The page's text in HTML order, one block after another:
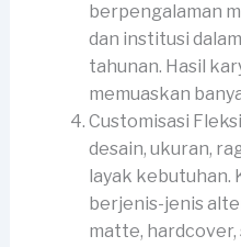
berpengalaman
dan institusi
tahunan. Hasil
memuaskan
Customisasi
desain, ukuran,
layak kebutuhan.
berjenis-jenis
matte, hardcover,